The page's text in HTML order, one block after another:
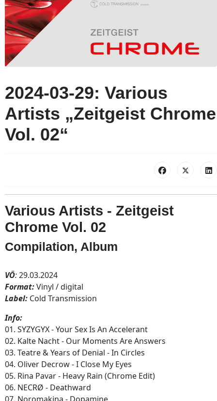
2024-03-29: Various
Artists „Zeitgeist Chrome
Vol. 02“
Various Artists - Zeitgeist
Chrome Vol. 02
Compilation, Album
VÖ:29.03.2024
Format:Vinyl / digital
Label: Cold Transmission
Info:
01. SYZYGYX - Your Sex Is An Accelerant
02. Kalte Nacht - Our Moments Are Answers
03. Teatre & Years of Denial - In Circles
04. Oliver Decrow - I Close My Eyes
05. Rina Pavar - Heavy Rain (Chrome Edit)
06. NECRØ - Deathward